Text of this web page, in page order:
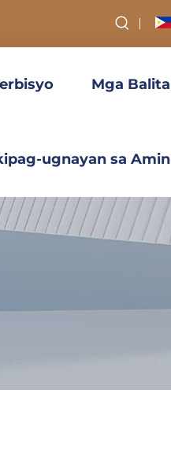
Mga Balita
ugnayan sa Amin